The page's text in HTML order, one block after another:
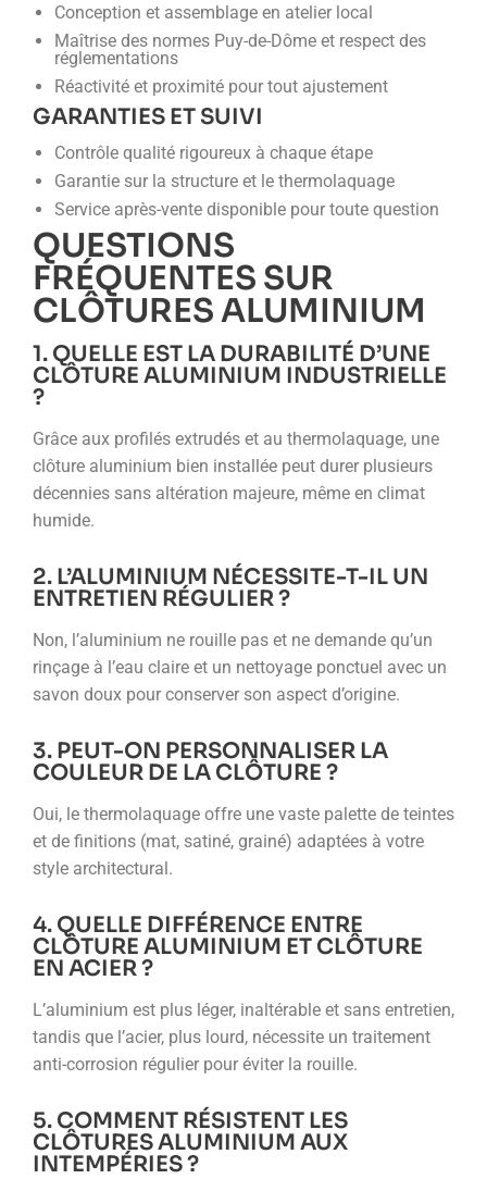
Conception et assemblage en atelier local
Maîtrise des normes Puy-de-Dôme et respect des
réglementations
Réactivité et proximité pour tout ajustement
GARANTIES ET SUIVI
Contrôle qualité rigoureux à chaque étape
Garantie sur la structure et le thermolaquage
Service après-vente disponible pour toute question
QUESTIONS
FRÉQUENTES SUR
CLÔTURES ALUMINIUM
1. QUELLE EST LA DURABILITÉ D’UNE
CLÔTURE ALUMINIUM INDUSTRIELLE
?
Grâce aux profilés extrudés et au thermolaquage, une
clôture aluminium bien installée peut durer plusieurs
décennies sans altération majeure, même en climat
humide.
2. L’ALUMINIUM NÉCESSITE-T-IL UN
ENTRETIEN RÉGULIER ?
Non, l’aluminium ne rouille pas et ne demande qu’un
rinçage à l’eau claire et un nettoyage ponctuel avec un
savon doux pour conserver son aspect d’origine.
3. PEUT-ON PERSONNALISER LA
COULEUR DE LA CLÔTURE ?
Oui, le thermolaquage offre une vaste palette de teintes
et de finitions (mat, satiné, grainé) adaptées à votre
style architectural.
4. QUELLE DIFFÉRENCE ENTRE
CLÔTURE ALUMINIUM ET CLÔTURE
EN ACIER ?
L’aluminium est plus léger, inaltérable et sans entretien,
tandis que l’acier, plus lourd, nécessite un traitement
anti-corrosion régulier pour éviter la rouille.
5. COMMENT RÉSISTENT LES
CLÔTURES ALUMINIUM AUX
INTEMPÉRIES ?